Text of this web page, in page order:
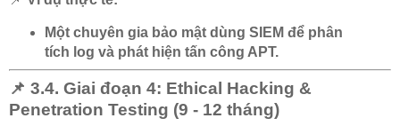
Một chuyên gia bảo mật dùng SIEM để phân
tích log và phát hiện tấn công APT.
📌 3.4. Giai đoạn 4: Ethical Hacking &
Penetration Testing (9 - 12 tháng)